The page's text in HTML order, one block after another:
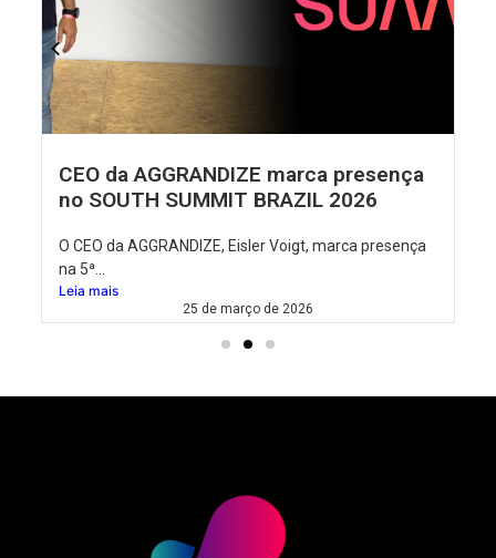
CEO da AGGRANDIZE marca presença
no SOUTH SUMMIT BRAZIL 2026
O CEO da AGGRANDIZE, Eisler Voigt, marca presença
na 5ª...
Leia mais
25 de março de 2026